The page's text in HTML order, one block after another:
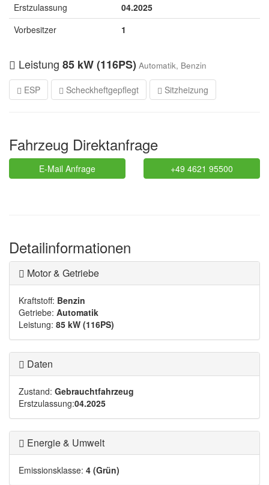
Erstzulassung
04.2025
Vorbesitzer
1
Leistung 85 kW (116PS) Automatik, Benzin
ESP Scheckheftgepflegt Sitzheizung
Fahrzeug Direktanfrage
E-Mail Anfrage +49 4621 95500
Detailinformationen
Motor & Getriebe
Kraftstoff: Benzin
Getriebe: Automatik
Leistung: 85 kW (116PS)
Daten
Zustand: Gebrauchtfahrzeug
Erstzulassung:04.2025
Energie & Umwelt
Emissionsklasse: 4 (Grün)